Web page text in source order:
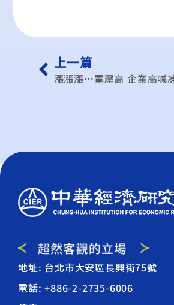
上一篇
漲漲漲…電壓高 企業高喊
地址: 台北市大安區長興街75號
電話: +886-2-2735-6006